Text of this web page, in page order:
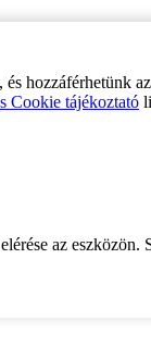
hozzáférhetünk
Cookie tájékoztató
az eszközön.